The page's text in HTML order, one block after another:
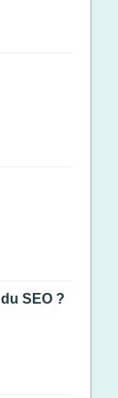
SEO ?